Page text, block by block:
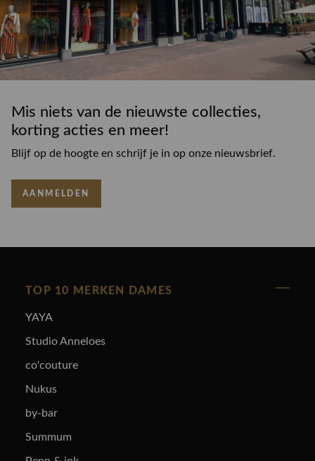
Mis niets van de nieuwste collecties,
korting acties en meer!
Blijf op de hoogte en schrijf je in op onze nieuwsbrief.
AANMELDEN
TOP 10 MERKEN DAMES
YAYA
Studio Anneloes
co'couture
Nukus
by-bar
Summum